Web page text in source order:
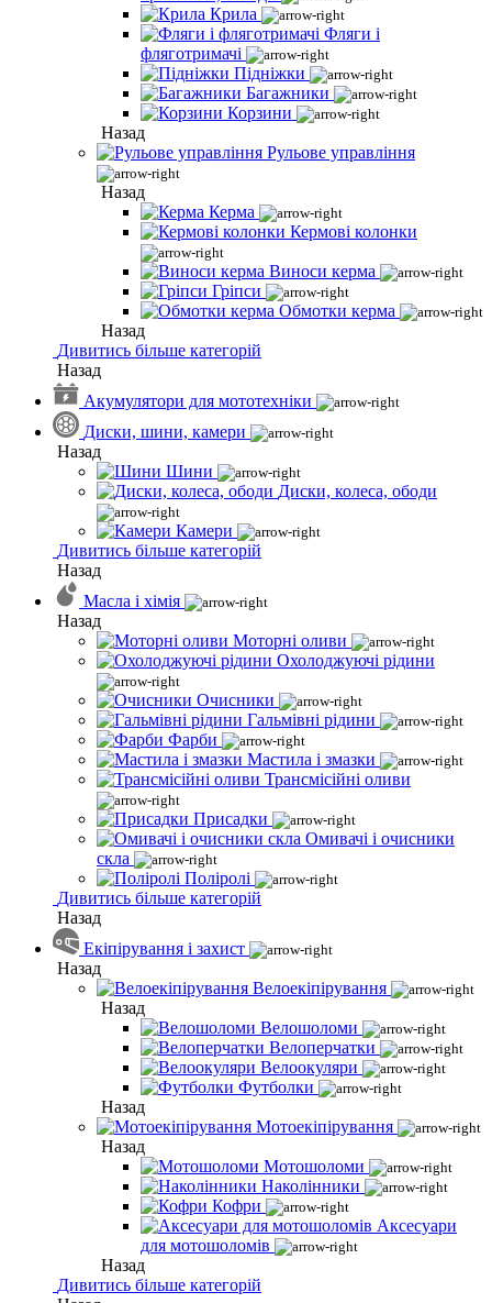
Крила
Фляги і
фляготримачі
Підніжки
Багажники
Корзини
Назад
Рульове управління
Назад
Керма
Кермові колонки
Виноси керма
Гріпси
Обмотки керма
Назад
Дивитись більше категорій
Назад
Акумулятори для мототехніки
Диски, шини, камери
Назад
Шини
Диски, колеса, ободи
Камери
Дивитись більше категорій
Назад
Масла і хімія
Назад
Моторні оливи
Охолоджуючі рідини
Очисники
Гальмівні рідини
Фарби
Мастила і змазки
Трансмісійні оливи
Присадки
Омивачі і очисники
скла
Поліролі
Дивитись більше категорій
Назад
Екіпірування і захист
Назад
Велоекіпірування
Назад
Велошоломи
Велоперчатки
Велоокуляри
Футболки
Назад
Мотоекіпірування
Назад
Мотошоломи
Наколінники
Кофри
Аксесуари
для мотошоломів
Назад
Дивитись більше категорій